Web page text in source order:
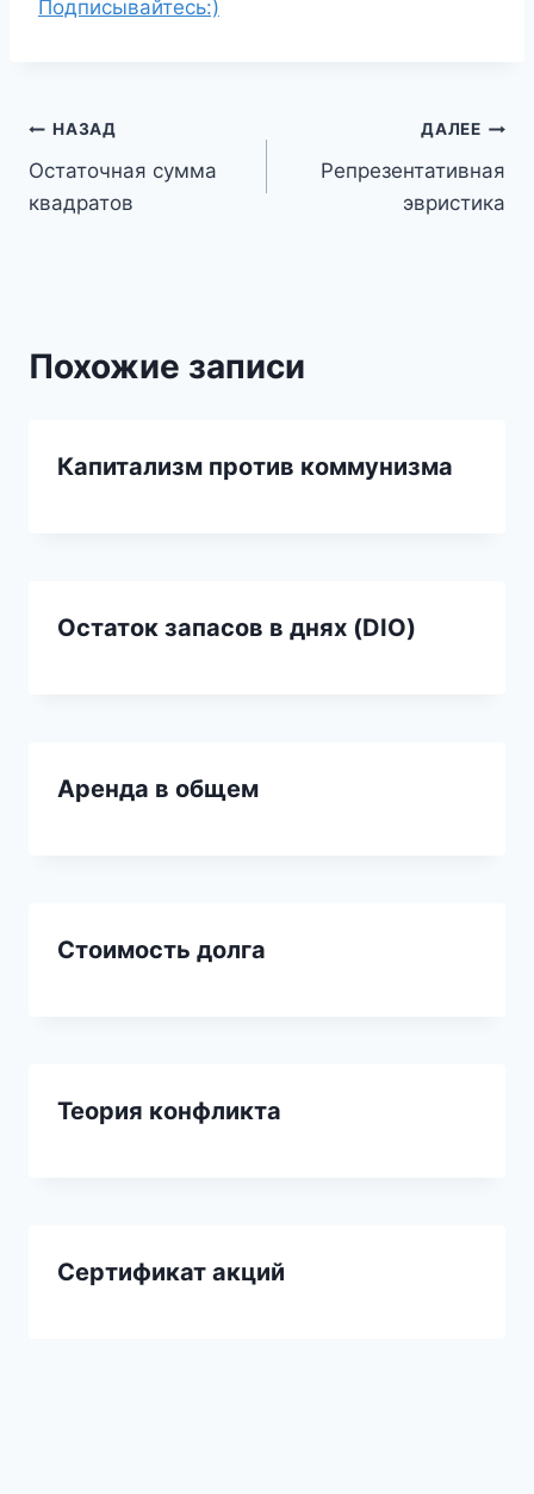
Подписывайтесь:)
Навигация
по
НАЗАД
Остаточная сумма
квадратов
ДАЛЕЕ
Репрезентативная
эвристика
Похожие записи
Капитализм против коммунизма
Остаток запасов в днях (DIO)
Аренда в общем
Стоимость долга
Теория конфликта
Сертификат акций